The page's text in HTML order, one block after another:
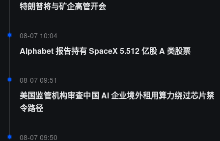
特朗普将与矿企高管开会
08-07 10:04
Alphabet 报告持有 SpaceX 5.512 亿股 A 类股票
08-07 09:51
美国监管机构审查中国 AI 企业境外租用算力绕过芯片禁
令路径
08-07 09:50